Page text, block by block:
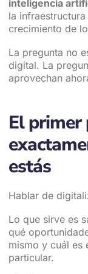
inteligencia
la
crecimiento de
La pregunta no
digital. La
aprovechan
El primer
estás
Hablar de
Lo que sirve es
qué
mismo y cuál es
particular.